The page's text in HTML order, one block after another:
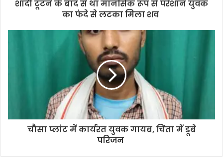
शादी टूटने के बाद से था मानसिक रूप से परेशान युवक
का फंदे से लटका मिला शव
चौसा प्लांट में कार्यरत युवक गायब, चिंता में डूबे
परिजन